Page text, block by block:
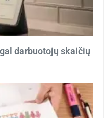
darbuotojų skaičių